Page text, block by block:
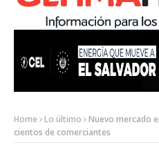
Home Lo último
Nuevo mercado
cientos de comerciantes